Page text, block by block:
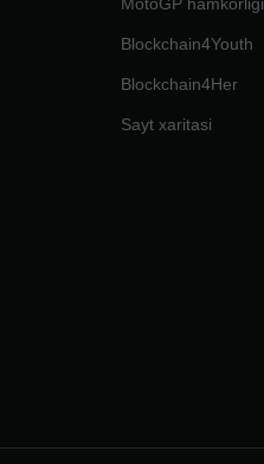
Blockchain4Youth
Blockchain4Her
Sayt xaritasi